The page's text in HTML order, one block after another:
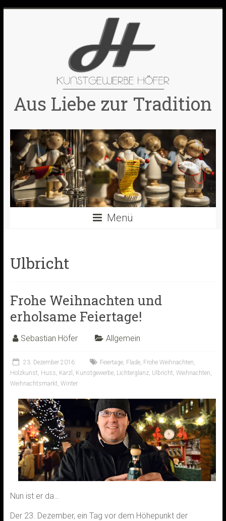
Aus Liebe zur Tradition
Menü
Ulbricht
Frohe Weihnachten und
erholsame Feiertage!
Sebastian Höfer Allgemein
23. Dezember 2016 Feiertage, Flade, Frohe Weihnachten
Holzkunst Huss Karzl Kunstgewerbe, Lichterglanz, Ulbricht Weihnachten
Weihnachtsmarkt Winter
Nun ist er da…
Der 23. Dezember, ein Tag vor dem Höhepunkt der